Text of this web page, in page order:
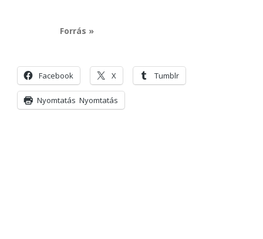
Forrás »
Facebook X Tumblr
Nyomtatás Nyomtatás